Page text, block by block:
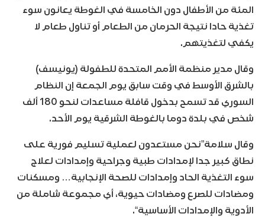
المئة من الأطفال دون الخامسة في الغوطة يعانون سوء
تغذية حادا نتيجة الحرمان من الطعام أو تناول طعام لا
يكفي لتغذيتهم.
وقال مدير منظمة الأمم المتحدة للطفولة (يونيسف)
بالشرق الأوسط في وقت سابق يوم الجمعة إن النظام
السوري قد تسمح بدخول قافلة مساعدات لنحو 180 ألف
شخص في بلدة دوما بالغوطة الشرقية يوم الأحد.
وقال سلامة”نحن مستعدون لعملية تسليم فورية على
نطاق كبير جدا لإمدادات طبية وجراحية وإمدادات لعلاج
سوء التغذية الحاد وإمدادات للصحة الإنجابية… ومسكنات
ومضادات للصرع ومضادات حيوية، أي مجموعة شاملة من
الأدوية والإمدادات الأساسية“.